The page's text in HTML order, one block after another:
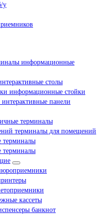
у
информационные
столы
информационные стойки
интерактивные панели
терминалы
терминалы для помещений
терминалы
терминалы
кассеты
банкнот